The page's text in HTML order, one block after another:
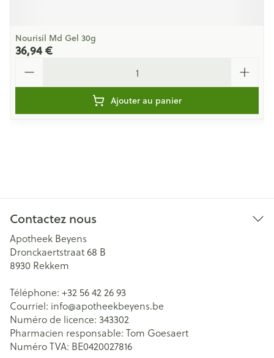
Nourisil Md Gel 30g
36,94 €
Ajouter au panier
Contactez nous
Apotheek Beyens
Dronckaertstraat 68 B
8930 Rekkem
Téléphone: +32 56 42 26 93
Courriel: info@apotheekbeyens.be
Numéro de licence: 343302
Pharmacien responsable: Tom Goesaert
Numéro TVA: BE0420027816